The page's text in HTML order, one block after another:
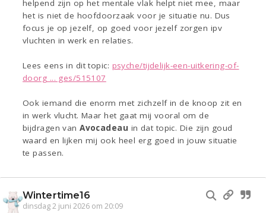
helpend zijn op het mentale vlak helpt niet mee, maar
het is niet de hoofdoorzaak voor je situatie nu. Dus
focus je op jezelf, op goed voor jezelf zorgen ipv
vluchten in werk en relaties.
Lees eens in dit topic: psyche/tijdelijk-een-uitkering-of-
doorg ... ges/515107
Ook iemand die enorm met zichzelf in de knoop zit en
in werk vlucht. Maar het gaat mij vooral om de
bijdragen vanAvocadeau in dat topic. Die zijn goud
waard en lijken mij ook heel erg goed in jouw situatie
te passen.
Wintertime16
dinsdag 2 juni 2026 om 20:09